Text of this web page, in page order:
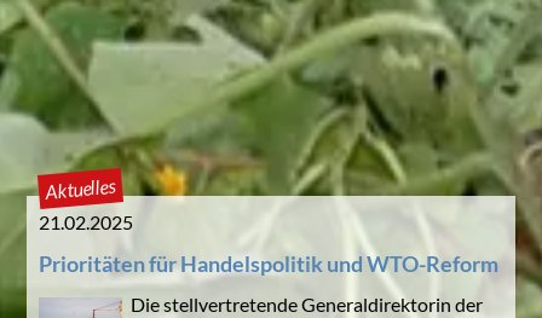
Aktuelles
21.02.2025
Prioritäten für Handelspolitik und WTO-Reform
Die stellvertretende Generaldirektorin der